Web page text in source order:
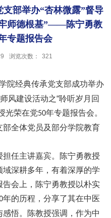
部举办“杏林微露”督导
师德根基”——陈宁勇教
专题报告会
浏览次数： 321
院经典传承党支部成功举办
风建设活动之“聆听岁月回
光荣在党50年专题报告会。
全体党员及部分学院教育
任主讲嘉宾。陈宁勇教授
深耕多年，有着深厚的学
会上，陈宁勇教授以朴实
年的历程，分享了其在中医
悟。陈教授强调，作为中